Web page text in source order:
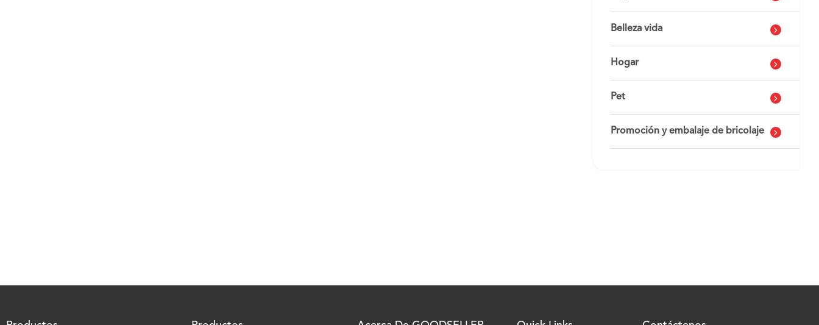
Belleza vida
Hogar
Pet
Promoción y embalaje de bricolaje